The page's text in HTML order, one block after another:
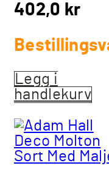
402,0 kr
Legg i
handlekurv